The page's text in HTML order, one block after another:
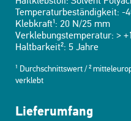
Temperaturbeständigkeit: -
Klebkraft¹: 20 N/25 mm
Verklebungstemperatur: >
Haltbarkeit²: 5 Jahre
¹ Durchschnittswert / ²
verklebt
Lieferumfang